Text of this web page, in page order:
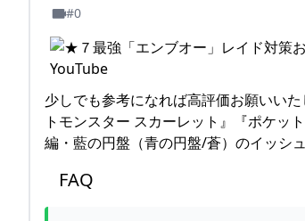
#0
少しでも参考になれば高評価お願いい
トモンスター スカーレット』『ポケッ
編・藍の円盤（青の円盤/蒼）のイッシ
FAQ